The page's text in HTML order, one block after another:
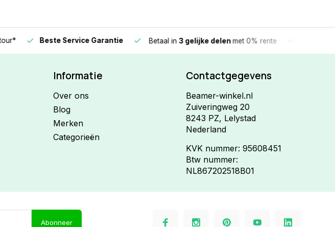
Beste Service Garantie Betaal in3 gelijke delenmet 0% rente Vandaag
Informatie
Over ons
Blog
Merken
Categorieën
Contactgegevens
Beamer-winkel.nl
Zuiveringweg 20
8243 PZ, Lelystad
Nederland
KVK nummer: 95608451
Btw nummer:
NL867202518B01
Abonneer